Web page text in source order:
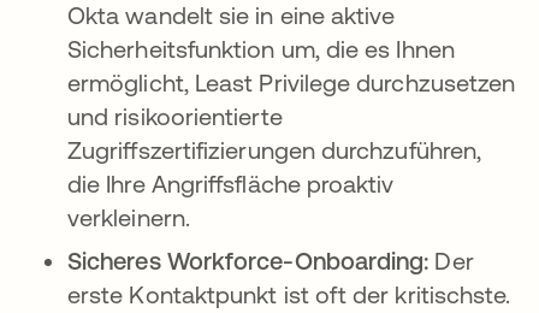
Okta wandelt sie in eine aktive
Sicherheitsfunktion um, die es Ihnen
ermöglicht, Least Privilege durchzusetzen
und risikoorientierte
Zugriffszertifizierungen durchzuführen,
die Ihre Angriffsfläche proaktiv
verkleinern.
Sicheres Workforce-Onboarding: Der
erste Kontaktpunkt ist oft der kritischste.